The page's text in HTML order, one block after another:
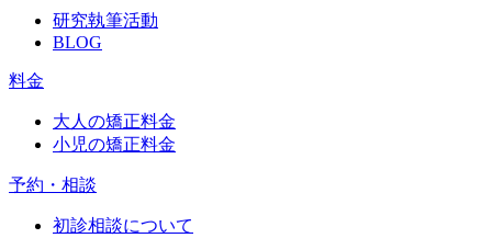
研究執筆活動
BLOG
料金
大人の矯正料金
小児の矯正料金
予約・相談
初診相談について